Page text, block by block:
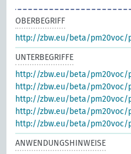
OBERBEGRIFF
http://zbw.eu/beta/pm20voc/
UNTERBEGRIFFE
http://zbw.eu/beta/pm20voc/
http://zbw.eu/beta/pm20voc/
http://zbw.eu/beta/pm20voc/
http://zbw.eu/beta/pm20voc/
http://zbw.eu/beta/pm20voc/
ANWENDUNGSHINWEISE